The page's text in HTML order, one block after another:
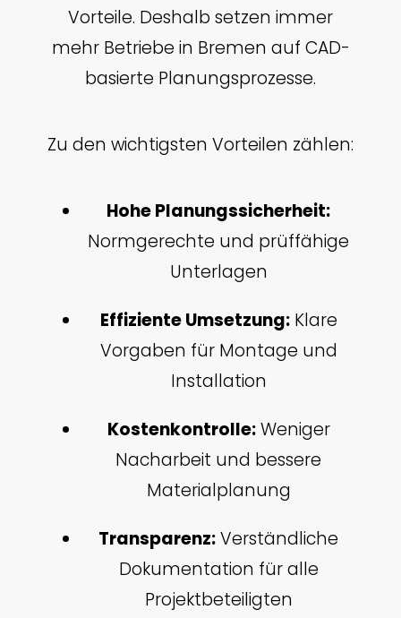
Vorteile. Deshalb setzen immer
mehr Betriebe in Bremen auf CAD-
basierte Planungsprozesse.
Zu den wichtigsten Vorteilen zählen:
Hohe Planungssicherheit:
Normgerechte und prüffähige
Unterlagen
Effiziente Umsetzung:Klare
Vorgaben für Montage und
Installation
Kostenkontrolle:Weniger
Nacharbeit und bessere
Materialplanung
Transparenz:Verständliche
Dokumentation für alle
Projektbeteiligten